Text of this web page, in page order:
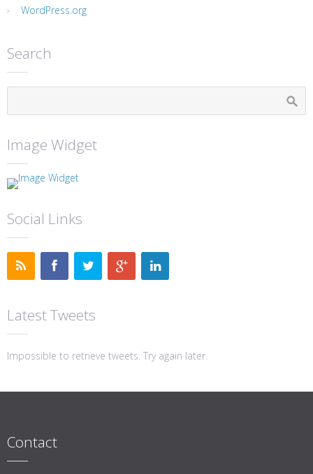
WordPress.org
Search
Image Widget
Social Links
Latest Tweets
Impossible to retrieve tweets. Try again later.
Contact